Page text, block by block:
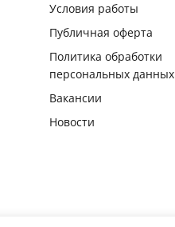
Условия работы
Публичная оферта
Политика обработки
персональных данных
Вакансии
Новости